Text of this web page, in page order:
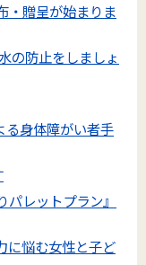
・贈呈が始まりま
の防止をしましょ
身体障がい者手
レットプラン』
に悩む女性と子ど